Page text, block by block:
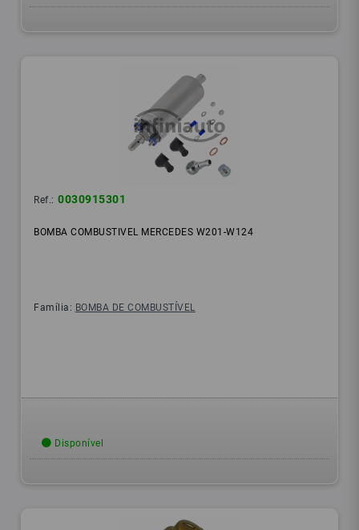
Ref.: 0030915301
BOMBA COMBUSTIVEL MERCEDES W201-W124
Família: BOMBA DE COMBUSTÍVEL
Disponível